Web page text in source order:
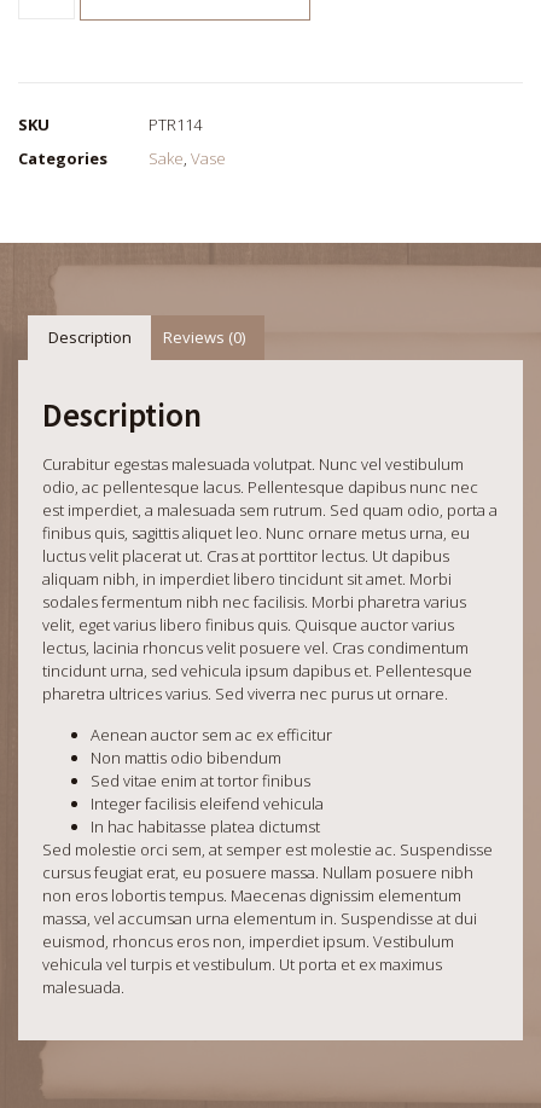
SKU
PTR114
Categories
Sake, Vase
Description Reviews (0)
Description
Curabitur egestas malesuada volutpat. Nunc vel vestibulum
odio, ac pellentesque lacus. Pellentesque dapibus nunc nec
est imperdiet, a malesuada sem rutrum. Sed quam odio, porta a
finibus quis, sagittis aliquet leo. Nunc ornare metus urna, eu
luctus velit placerat ut. Cras at porttitor lectus. Ut dapibus
aliquam nibh, in imperdiet libero tincidunt sit amet. Morbi
sodales fermentum nibh nec facilisis. Morbi pharetra varius
velit, eget varius libero finibus quis. Quisque auctor varius
lectus, lacinia rhoncus velit posuere vel. Cras condimentum
tincidunt urna, sed vehicula ipsum dapibus et. Pellentesque
pharetra ultrices varius. Sed viverra nec purus ut ornare.
Aenean auctor sem ac ex efficitur
Non mattis odio bibendum
Sed vitae enim at tortor finibus
Integer facilisis eleifend vehicula
In hac habitasse platea dictumst
Sed molestie orci sem, at semper est molestie ac. Suspendisse
cursus feugiat erat, eu posuere massa. Nullam posuere nibh
non eros lobortis tempus. Maecenas dignissim elementum
massa, vel accumsan urna elementum in. Suspendisse at dui
euismod, rhoncus eros non, imperdiet ipsum. Vestibulum
vehicula vel turpis et vestibulum. Ut porta et ex maximus
malesuada.